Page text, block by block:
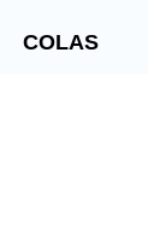
COLAS